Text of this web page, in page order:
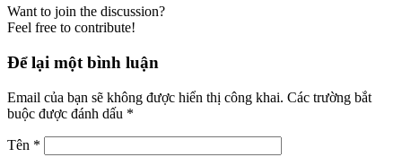
Want to join the discussion?
Feel free to contribute!
Để lại một bình luận
Email của bạn sẽ không được hiển thị công khai. Các trường bắt
buộc được đánh dấu *
Tên *